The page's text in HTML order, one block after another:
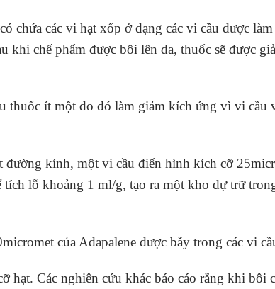
chứa các vi hạt xốp ở dạng các vi cầu được
khi chế phẩm được bôi lên da, thuốc sẽ được
ít một do đó làm giảm kích ứng vì vi cầu
kính, một vi cầu điển hình kích cỡ
lỗ khoảng 1 ml/g, tạo ra một kho dự trữ
của Adapalene được bẫy trong các vi
hạt. Các nghiên cứu khác báo cáo rằng khi bôi